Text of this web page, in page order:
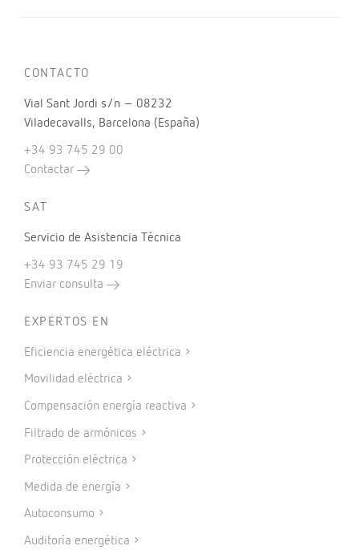
CONTACTO
Vial Sant Jordi s/n – 08232
Viladecavalls, Barcelona (España)
+34 93 745 29 00
Contactar
SAT
Servicio de Asistencia Técnica
+34 93 745 29 19
Enviar consulta
EXPERTOS EN
Eficiencia energética eléctrica
Movilidad eléctrica
Compensación energía reactiva
Filtrado de armónicos
Protección eléctrica
Medida de energía
Autoconsumo
Auditoría energética